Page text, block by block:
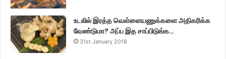
உடலில் இரத்த வெள்ளையணுக்களை அதிகரிக்க
வேண்டுமா? அப்ப இத சாப்பிடுங்க…
31st January 2018